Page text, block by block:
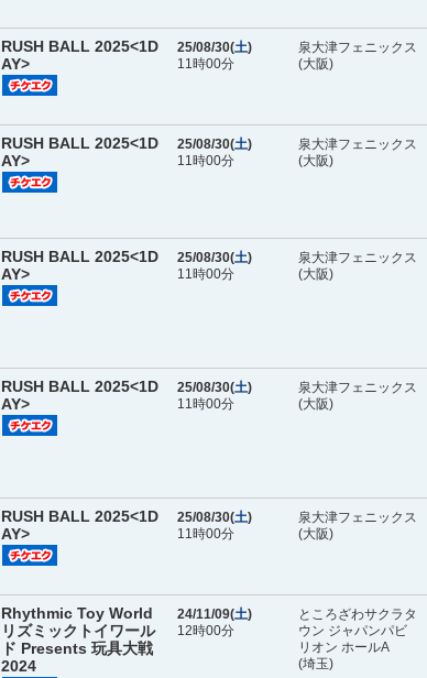
RUSH BALL 2025<1D
AY>
25/08/30(土)
11時00分
泉大津フェニックス
(大阪)
RUSH BALL 2025<1D
AY>
25/08/30(土)
11時00分
泉大津フェニックス
(大阪)
RUSH BALL 2025<1D
AY>
25/08/30(土)
11時00分
泉大津フェニックス
(大阪)
RUSH BALL 2025<1D
AY>
25/08/30(土)
11時00分
泉大津フェニックス
(大阪)
RUSH BALL 2025<1D
AY>
25/08/30(土)
11時00分
泉大津フェニックス
(大阪)
Rhythmic Toy World
リズミックトイワール
ド Presents 玩具大戦
2024
24/11/09(土)
12時00分
ところざわサクラタ
ウン ジャパンパビ
リオン ホールA
(埼玉)